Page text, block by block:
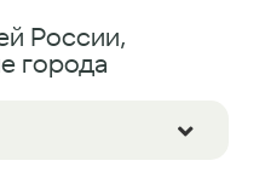
России,
города